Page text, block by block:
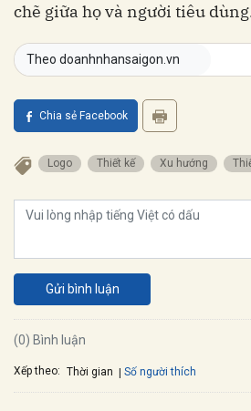
chẽ giữa họ và người tiêu
Theo doanhnhansaigon.vn
Chia sẻ Facebook
Logo Thiết kế Xu hướng
Gửi bình luận
(0) Bình luận
Xếp theo: Thời gian Số người thích